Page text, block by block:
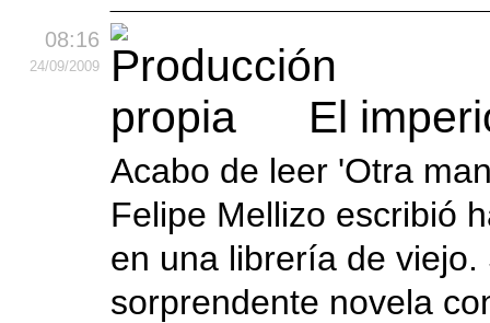
08:16
24/09/2009
El
Acabo de leer 'Otra
Felipe Mellizo escribió
en una librería de
sorprendente novela